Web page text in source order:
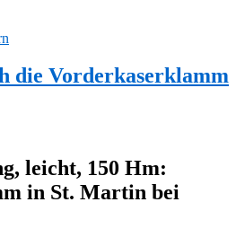
die Vorderkaserklamm
leicht, 150 Hm:
in St. Martin bei